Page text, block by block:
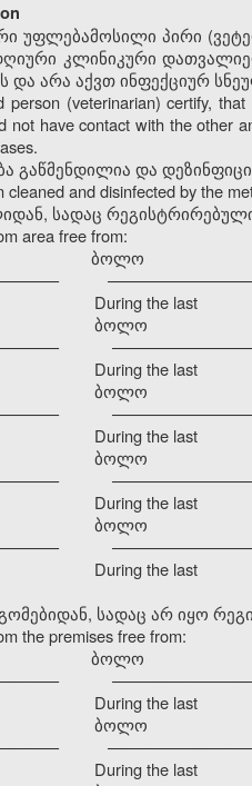
უფლებამოსილი პირი
კლინიკური
და არა აქვთ ინფექციურ
person (veterinarian) certify,
not have contact with the
გაწმენდილია და
cleaned and disinfected by the
სადაც
area free from:
ბოლო
During the last
last
last
last
last
სადაც არ იყო
the premises free from:
ბოლო
last
last